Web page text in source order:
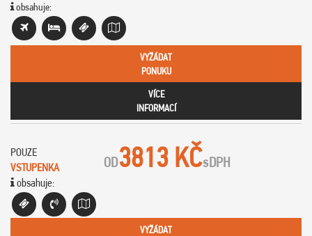
obsahuje:
VYŽÁDAT
PONUKU
VÍCE
INFORMACÍ
POUZE
VSTUPENKA
obsahuje:
OD3813 KČsDPH
VYŽÁDAT